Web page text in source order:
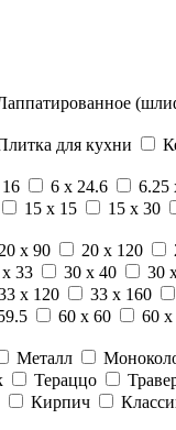
для кухни
6 x 24.6 6.25
15 x 15 15 x 30
20 x 90 20 x 120
33 30 x 40 30
x 120 33 x 160
60 x 60 60 x
Металл
Тераццо
Кирпич